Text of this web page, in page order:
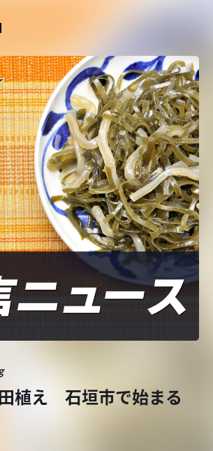
植え 石垣市で始まる